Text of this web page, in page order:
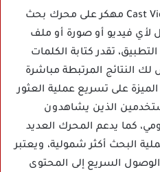
يحتوي Cast Video مهكر على محرك بحث
فيديو أو صورة أو ملف
تقدر كتابة الكلمات
لك النتائج المرتبطة مباشرة
على تسريع عملية العثور
الذين يشاهدون
كما يدعم المحرك العديد
البحث أكثر شمولية، ويعتبر
السريع إلى المحتوى